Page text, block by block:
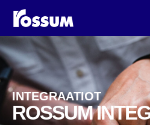
INTEGRAATIOT
ROSSUM